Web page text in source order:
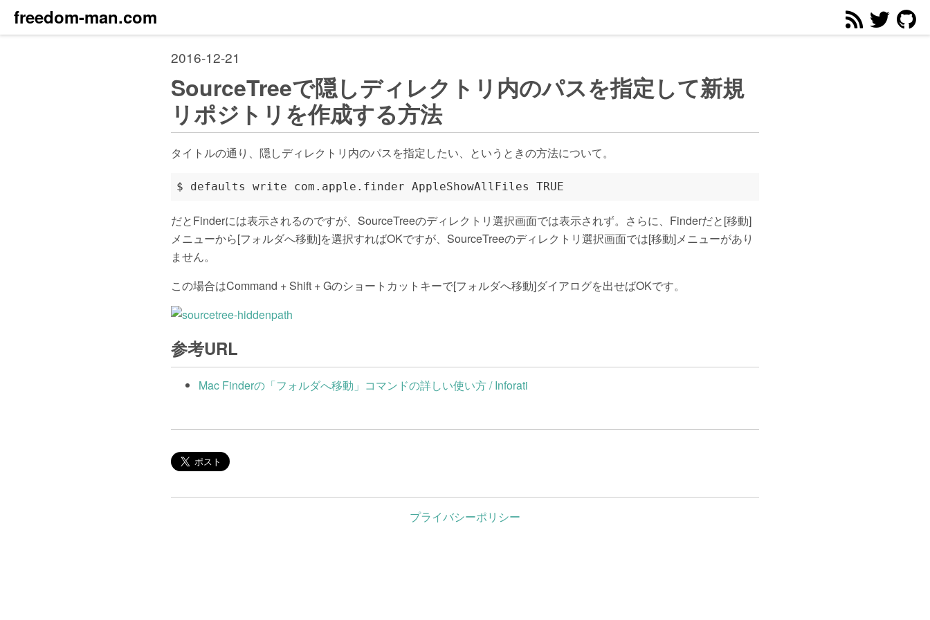
freedom-man.com
2016-12-21
SourceTreeで隠しディレクトリ内のパスを指定して新規
リポジトリを作成する方法
タイトルの通り、隠しディレクトリ内のパスを指定したい、というときの方法について。
だとFinderには表示されるのですが、SourceTreeのディレクトリ選択画面では表示されず。さらに、Finderだと[移動]
メニューから[フォルダへ移動]を選択すればOKですが、SourceTreeのディレクトリ選択画面では[移動]メニューがあり
ません。
この場合はCommand + Shift + Gのショートカットキーで[フォルダへ移動]ダイアログを出せばOKです。
参考URL
Mac Finderの「フォルダへ移動」コマンドの詳しい使い方 / Inforati
プライバシーポリシー